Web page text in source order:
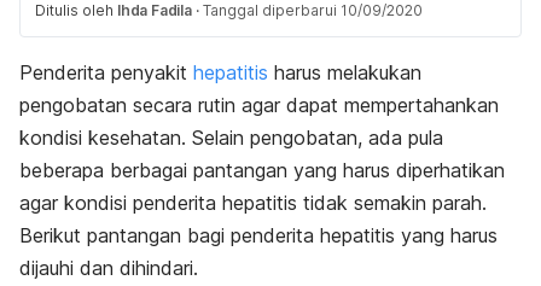
Ditulis oleh Ihda Fadila · Tanggal diperbarui 10/09/2020
Penderita penyakit hepatitis harus melakukan
pengobatan secara rutin agar dapat mempertahankan
kondisi kesehatan. Selain pengobatan, ada pula
beberapa berbagai pantangan yang harus diperhatikan
agar kondisi penderita hepatitis tidak semakin parah.
Berikut pantangan bagi penderita hepatitis yang harus
dijauhi dan dihindari.